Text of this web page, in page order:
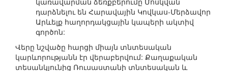
դարձնելու են Հարավային Կովկաս-Մերձավոր
Արևելք հաղորդակցային կապերի ակտիվ
գործոն:
Վերը նշվածը հարցի միայն տնտեսական
կարևորությանն էր վերաբերվում: Քաղաքական
տեսանկյունից Ռուսաստանի տնտեսական և